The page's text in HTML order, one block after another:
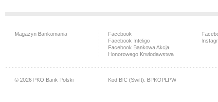
Magazyn Bankomania
Facebook
Facebook Inteligo
Facebook Bankowa Akcja
Honorowego Krwiodawstwa
© 2026 PKO Bank Polski Kod BIC (Swift): BPKOPLPW